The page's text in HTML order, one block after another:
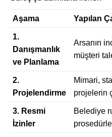
Aşama Yapılan
1.
Danışmanlık
ve Planlama
Arsanın
müşteri
2.
Projelendirme
Mimari,
projelerin
3. Resmi
İzinler
Belediye